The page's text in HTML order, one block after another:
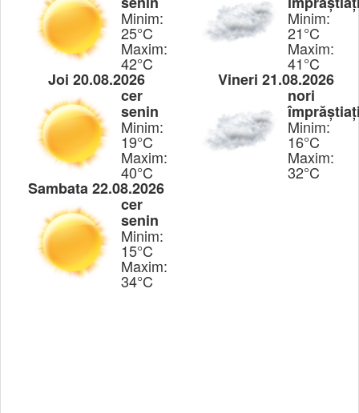
Minim:
25°C
Maxim:
42°C
Minim:
21°C
Maxim:
41°C
Joi 20.08.2026
cer
senin
Minim:
19°C
Maxim:
40°C
Vineri 21.08.2026
nori
Minim:
16°C
Maxim:
32°C
Sambata 22.08.2026
cer
senin
Minim:
15°C
Maxim:
34°C